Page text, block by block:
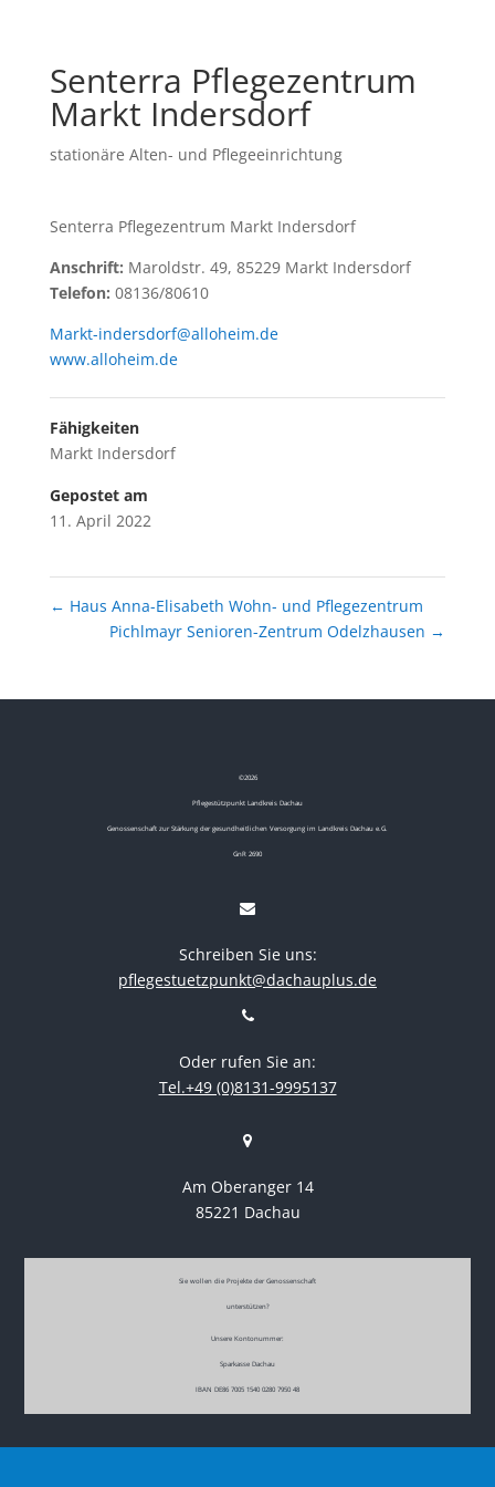
Senterra Pflegezentrum
Markt Indersdorf
stationäre Alten- und Pflegeeinrichtung
Senterra Pflegezentrum Markt Indersdorf
Anschrift: Maroldstr. 49, 85229 Markt Indersdorf
Telefon: 08136/80610
Markt-indersdorf@alloheim.de
www.alloheim.de
Fähigkeiten
Markt Indersdorf
Gepostet am
11. April 2022
← Haus Anna-Elisabeth Wohn- und Pflegezentrum
Pichlmayr Senioren-Zentrum Odelzhausen →
©2026
Pflegestützpunkt Landkreis Dachau
Genossenschaft zur Stärkung der gesundheitlichen Versorgung im Landkreis Dachau e.G.
GnR 2690
Schreiben Sie uns:
pflegestuetzpunkt@dachauplus.de
Oder rufen Sie an:
Tel.+49 (0)8131-9995137
Am Oberanger 14
85221 Dachau
Sie wollen die Projekte der Genossenschaft
unterstützen?
Unsere Kontonummer:
Sparkasse Dachau
IBAN DE86 7005 1540 0280 7950 48